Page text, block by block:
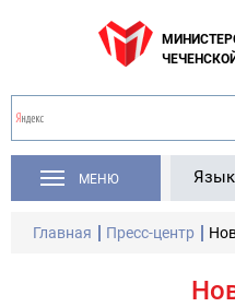
МЕНЮ Язык
Главная Пресс-центр